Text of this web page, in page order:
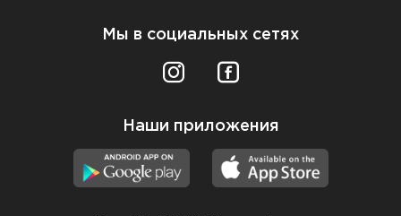
Мы в социальных сетях
Наши приложения